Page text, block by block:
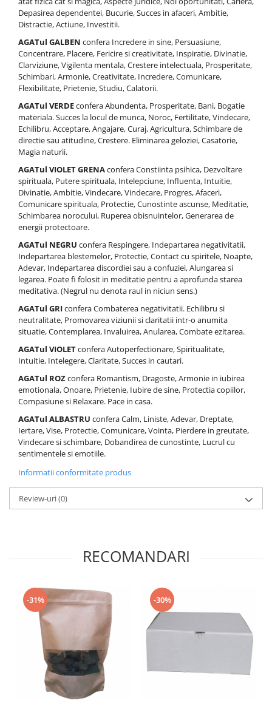
Depasirea dependentei, Bucurie, Succes in afaceri, Ambitie,
Distractie, Actiune, Investitii.
AGATul GALBEN confera Incredere in sine, Persuasiune,
Concentrare, Placere, Fericire si creativitate, Inspiratie, Divinatie,
Clarviziune, Vigilenta mentala, Crestere intelectuala, Prosperitate,
Schimbari, Armonie, Creativitate, Incredere, Comunicare,
Flexibilitate, Prietenie, Studiu, Calatorii.
AGATul VERDEconfera Abundenta, Prosperitate, Bani, Bogatie
materiala. Succes la locul de munca, Noroc, Fertilitate, Vindecare,
Echilibru, Acceptare, Angajare, Curaj, Agricultura, Schimbare de
directie sau atitudine, Crestere. Eliminarea geloziei, Casatorie,
Magia naturii.
AGATul VIOLET GRENAconfera Constiinta psihica, Dezvoltare
spirituala, Putere spirituala, Intelepciune, Influenta, Intuitie,
Divinatie, Ambitie, Vindecare, Vindecare, Progres, Afaceri,
Comunicare spirituala, Protectie, Cunostinte ascunse, Meditatie,
Schimbarea norocului, Ruperea obisnuintelor, Generarea de
energii protectoare.
AGATul NEGRU confera Respingere, Indepartarea negativitatii,
Indepartarea blestemelor, Protectie, Contact cu spiritele, Noapte,
Adevar, Indepartarea discordiei sau a confuziei, Alungarea si
legarea. Poate fi folosit in meditatie pentru a aprofunda starea
meditativa. (Negrul nu denota raul in niciun sens.)
AGATul GRIconfera Combaterea negativitatii. Echilibru si
neutralitate, Promovarea viziunii si claritatii intr-o anumita
situatie, Contemplarea, Invaluirea, Anularea, Combate ezitarea.
AGATul VIOLETconfera Autoperfectionare, Spiritualitate,
Intuitie, Intelegere, Claritate, Succes in cautari.
AGATul ROZconfera Romantism, Dragoste, Armonie in iubirea
emotionala, Onoare, Prietenie, Iubire de sine, Protectia copiilor,
Compasiune si Relaxare. Pace in casa.
AGATul ALBASTRU confera Calm, Liniste, Adevar, Dreptate,
Iertare, Vise, Protectie, Comunicare, Vointa, Pierdere in greutate,
Vindecare si schimbare, Dobandirea de cunostinte, Lucrul cu
sentimentele si emotiile.
Informatii conformitate produs
Review-uri(0)
RECOMANDARI
-31% -30%